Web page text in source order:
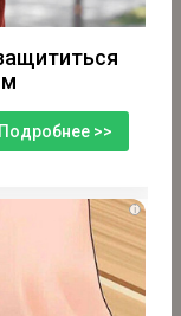
Подробнее >>
i